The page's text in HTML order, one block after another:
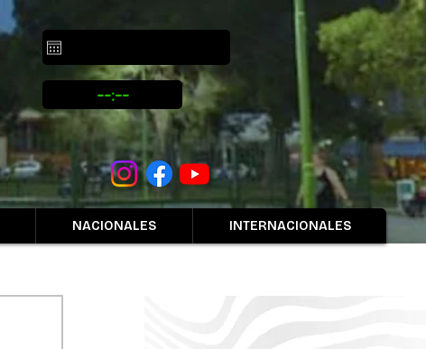
NACIONALES INTERNACIONALES